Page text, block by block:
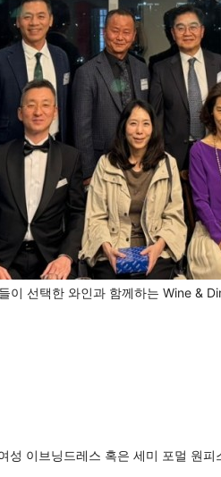
이 선택한 와인과 함께하는 Wine &
성 이브닝드레스 혹은 세미 포멀 원피